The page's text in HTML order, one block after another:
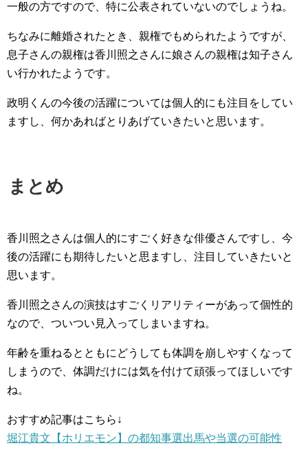
一般の方ですので、特に公表されていないのでしょうね。
ちなみに離婚されたとき、親権でもめられたようですが、
息子さんの親権は香川照之さんに娘さんの親権は知子さん
い行かれたようです。
政明くんの今後の活躍については個人的にも注目をしてい
ますし、何かあればとりあげていきたいと思います。
まとめ
香川照之さんは個人的にすごく好きな俳優さんですし、今
後の活躍にも期待したいと思ますし、注目していきたいと
思います。
香川照之さんの演技はすごくリアリティーがあって個性的
なので、ついつい見入ってしまいますね。
年齢を重ねるとともにどうしても体調を崩しやすくなって
しまうので、体調だけには気を付けて頑張ってほしいです
ね。
おすすめ記事はこちら↓
堀江貴文【ホリエモン】の都知事選出馬や当選の可能性